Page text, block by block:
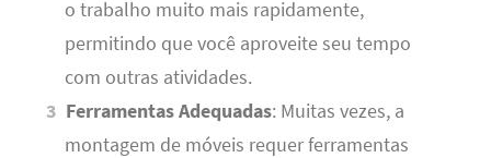
o trabalho muito mais rapidamente,
permitindo que você aproveite seu tempo
com outras atividades.
Ferramentas Adequadas: Muitas vezes, a
montagem de móveis requer ferramentas